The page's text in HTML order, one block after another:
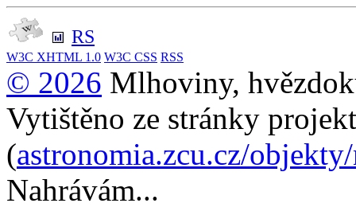
RS
W3C XHTML 1.0 W3C CSS RSS
© 2026 Mlhoviny,
Vytištěno ze stránky
(astronomia.zcu.cz/
Nahrávám...